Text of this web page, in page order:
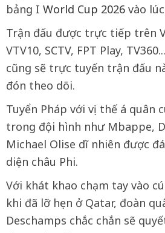
bảng I World Cup 2026 vào
Trận đấu được trực tiếp trên
VTV10, SCTV, FPT Play, TV360...
cũng sẽ trực tuyến trận đấu
đón theo dõi.
Tuyển Pháp với vị thế á quân
trong đội hình như Mbappe,
Michael Olise dĩ nhiên được
diện châu Phi.
Với khát khao chạm tay vào
khi đã lỡ hẹn ở Qatar, đoàn
Deschamps chắc chắn sẽ